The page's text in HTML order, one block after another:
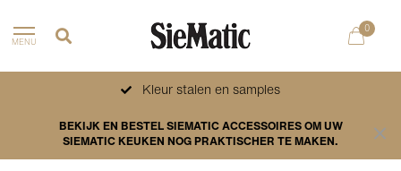
MENU
0
Kleur stalen en samples
BEKIJK EN BESTEL SIEMATIC ACCESSOIRES OM UW
SIEMATIC KEUKEN NOG PRAKTISCHER TE MAKEN.